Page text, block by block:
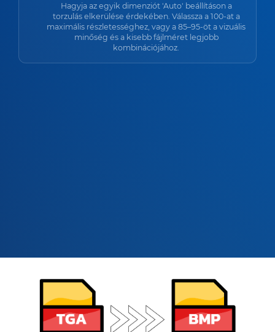
Hagyja az egyik dimenziót 'Auto' beállításon a
torzulás elkerülése érdekében. Válassza a 100-at a
maximális részletességhez, vagy a 85–95-öt a vizuális
minőség és a kisebb fájlméret legjobb
kombinációjához.